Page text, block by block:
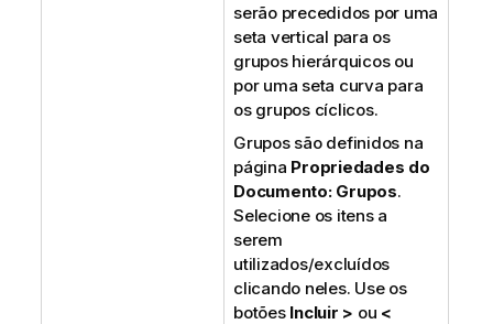
serão precedidos por uma
seta vertical para os
grupos hierárquicos ou
por uma seta curva para
os grupos cíclicos.
Grupos são definidos na
página Propriedades do
Documento: Grupos.
Selecione os itens a
serem
utilizados/excluídos
clicando neles. Use os
botões Incluir > ou <